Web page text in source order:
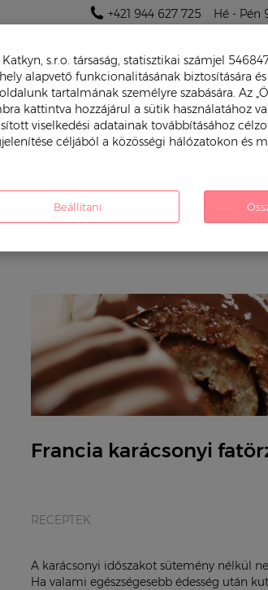
+421 944 627 725 Hé - Pén
JÁTÉKOK FIÚKNAK
Francia karácsonyi
RECEPTEK
A karácsonyi időszakot sütemény nélkül
Ha valami egészségesebb édesség után
Katkyn, s.r.o. társaság, statisztikai számjel
alapvető funkcionalitásának biztosítására és
tartalmának személyre szabására. Az
kattintva hozzájárul a sütik használatához
viselkedési adatainak továbbításához
céljából a közösségi hálózatokon és
Beállítani